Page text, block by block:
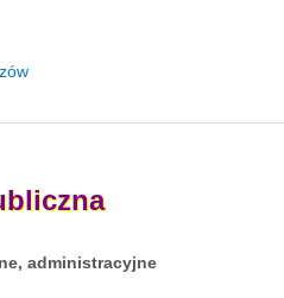
administracyjne